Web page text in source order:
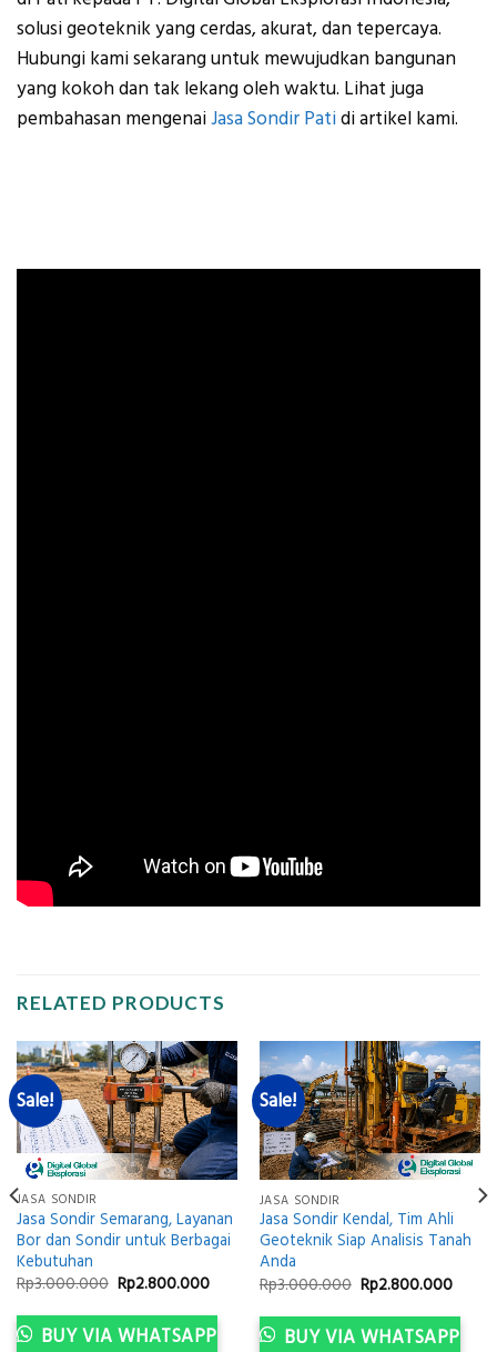
solusi geoteknik yang cerdas, akurat, dan tepercaya.
Hubungi kami sekarang untuk mewujudkan bangunan
yang kokoh dan tak lekang oleh waktu. Lihat juga
pembahasan mengenaiJasa Sondir Patidi artikel kami.
RELATED PRODUCTS
Sale!
JASA SONDIR
Jasa Sondir Semarang, Layanan
Bor dan Sondir untuk Berbagai
Kebutuhan
Rp3.000.000 Original
price
was:
Rp3.000.000.
Rp2.800.000Current
is:
Rp2.800.000.
BUY VIA WHATSAPP
Sale!
JASA SONDIR
Jasa Sondir Kendal, Tim Ahli
Geoteknik Siap Analisis Tanah
Anda
Rp3.000.000 Original
price
was:
Rp3.000.000.
Rp2.800.000
is:
BUY VIA WHATSAPP